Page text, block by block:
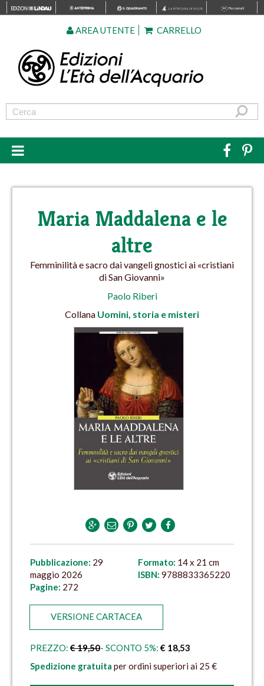
AREA UTENTE CARRELLO
Maria Maddalena e le
altre
Femminilità e sacro dai vangeli gnostici ai «cristiani
di San Giovanni»
Paolo Riberi
Collana Uomini, storia e misteri
Pubblicazione: 29
maggio 2026
Pagine: 272
Formato: 14 x 21 cm
ISBN: 9788833365220
VERSIONE CARTACEA
PREZZO: € 19,50- SCONTO 5%: € 18,53
Spedizione gratuita per ordini superiori ai 25 €